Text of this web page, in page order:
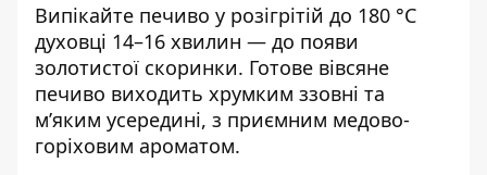
Випікайте печиво у розігрітій до 180 °C
духовці 14–16 хвилин — до появи
золотистої скоринки. Готове вівсяне
печиво виходить хрумким ззовні та
м’яким усередині, з приємним медово-
горіховим ароматом.